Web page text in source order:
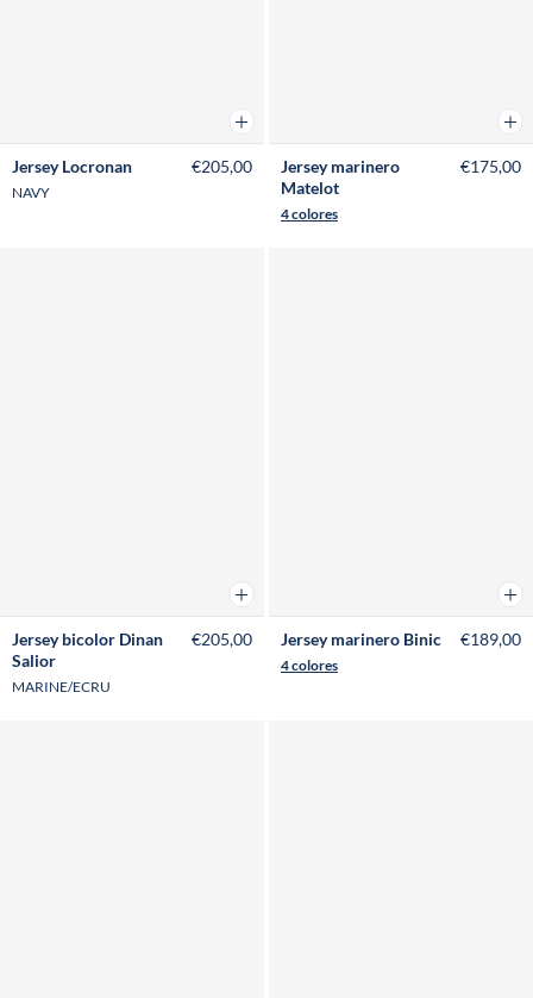
Añadir a la cesta
Jersey Locronan
NAVY
€205,00
Jersey marinero
Matelot
4 colores
€175,00
Añadir a la cesta
Jersey bicolor Dinan
Salior
MARINE/ECRU
€205,00 Jersey marinero Binic
4 colores
€189,00